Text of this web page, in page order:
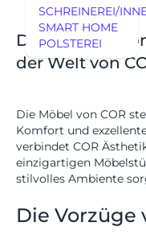
SCHREINEREI/
SMART HOME
POLSTEREI
Design trifft
der Welt von
Die Möbel von COR
Komfort und
verbindet COR
einzigartigen
stilvolles Ambiente
Die Vorzüge